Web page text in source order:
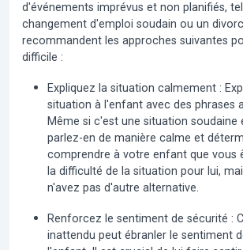
d'événements imprévus et non planifiés,
changement d'emploi soudain ou un
recommandent les approches suivantes
difficile :
Expliquez la situation calmement :
situation à l'enfant avec des phrases
Même si c'est une situation soudaine
parlez-en de manière calme et
comprendre à votre enfant que vous
la difficulté de la situation pour lui,
n'avez pas d'autre alternative.
Renforcez le sentiment de sécurité :
inattendu peut ébranler le sentiment